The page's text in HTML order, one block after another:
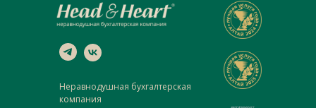
Неравнодушная бухгалтерская
компания